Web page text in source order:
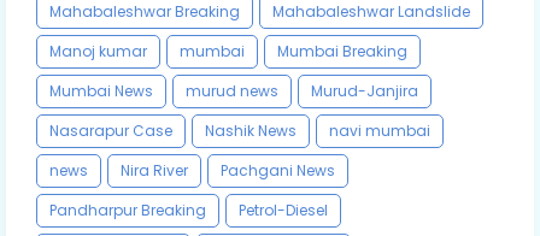
Mahabaleshwar Breaking
Mahabaleshwar Landslide
Manoj kumar
mumbai
Mumbai Breaking
Mumbai News
murud news
Murud-Janjira
Nasarapur Case
Nashik News
navi mumbai
news
Nira River
Pachgani News
Pandharpur Breaking
Petrol-Diesel